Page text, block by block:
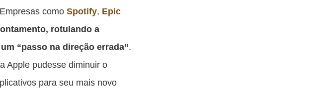
comoSpotify, Epic
rotulando a
“passo na direção errada”.
Apple pudesse diminuir o
para seu mais novo